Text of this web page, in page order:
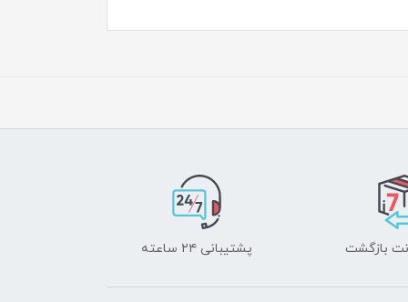
پشتیبانی ۲۴ ساعته